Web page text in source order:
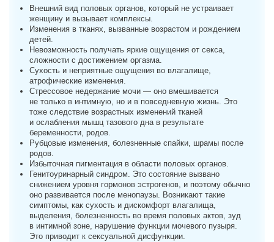
Внешний вид половых органов, который не устраивает
женщину и вызывает комплексы.
Изменения в тканях, вызванные возрастом и рождением
детей.
Невозможность получать яркие ощущения от секса,
сложности с достижением оргазма.
Сухость и неприятные ощущения во влагалище,
атрофические изменения.
Стрессовое недержание мочи — оно вмешивается
не только в интимную, но и в повседневную жизнь. Это
тоже следствие возрастных изменений тканей
и ослабления мышц тазового дна в результате
беременности, родов.
Рубцовые изменения, болезненные спайки, шрамы после
родов.
Избыточная пигментация в области половых органов.
Генитоуринарный синдром. Это состояние вызвано
снижением уровня гормонов эстрогенов, и поэтому обычно
оно развивается после менопаузы. Возникают такие
симптомы, как сухость и дискомфорт влагалища,
выделения, болезненность во время половых актов, зуд
в интимной зоне, нарушение функции мочевого пузыря.
Это приводит к сексуальной дисфункции.